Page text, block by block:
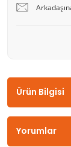
Ürün Bilgisi
Yorumlar